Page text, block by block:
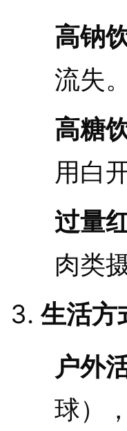
高钠
流失。
高糖
用白
过量
肉类
生活方
户外
球）